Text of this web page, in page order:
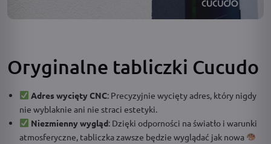
Oryginalne tabliczki Cucudo
Adres wycięty CNC: Precyzyjnie wycięty adres, który nigdy
nie wyblaknie ani nie straci estetyki.
Niezmienny wygląd: Dzięki odporności na światło i warunki
atmosferyczne, tabliczka zawsze będzie wyglądać jak nowa